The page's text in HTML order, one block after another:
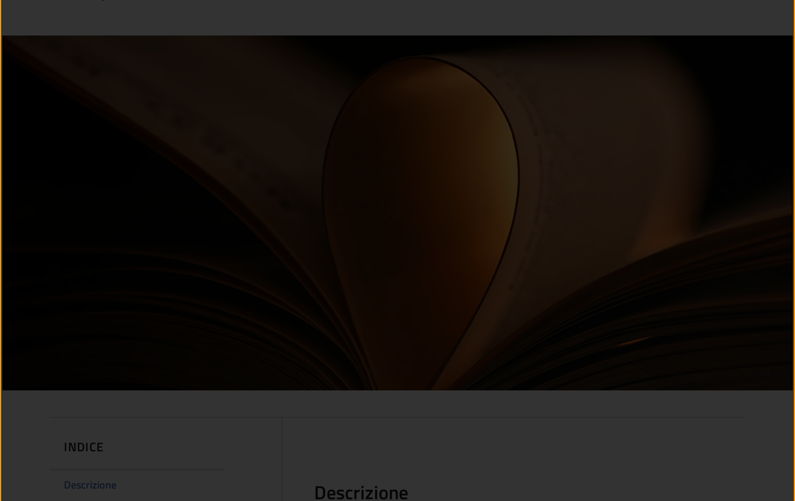
INDICE
Descrizione
Descrizione